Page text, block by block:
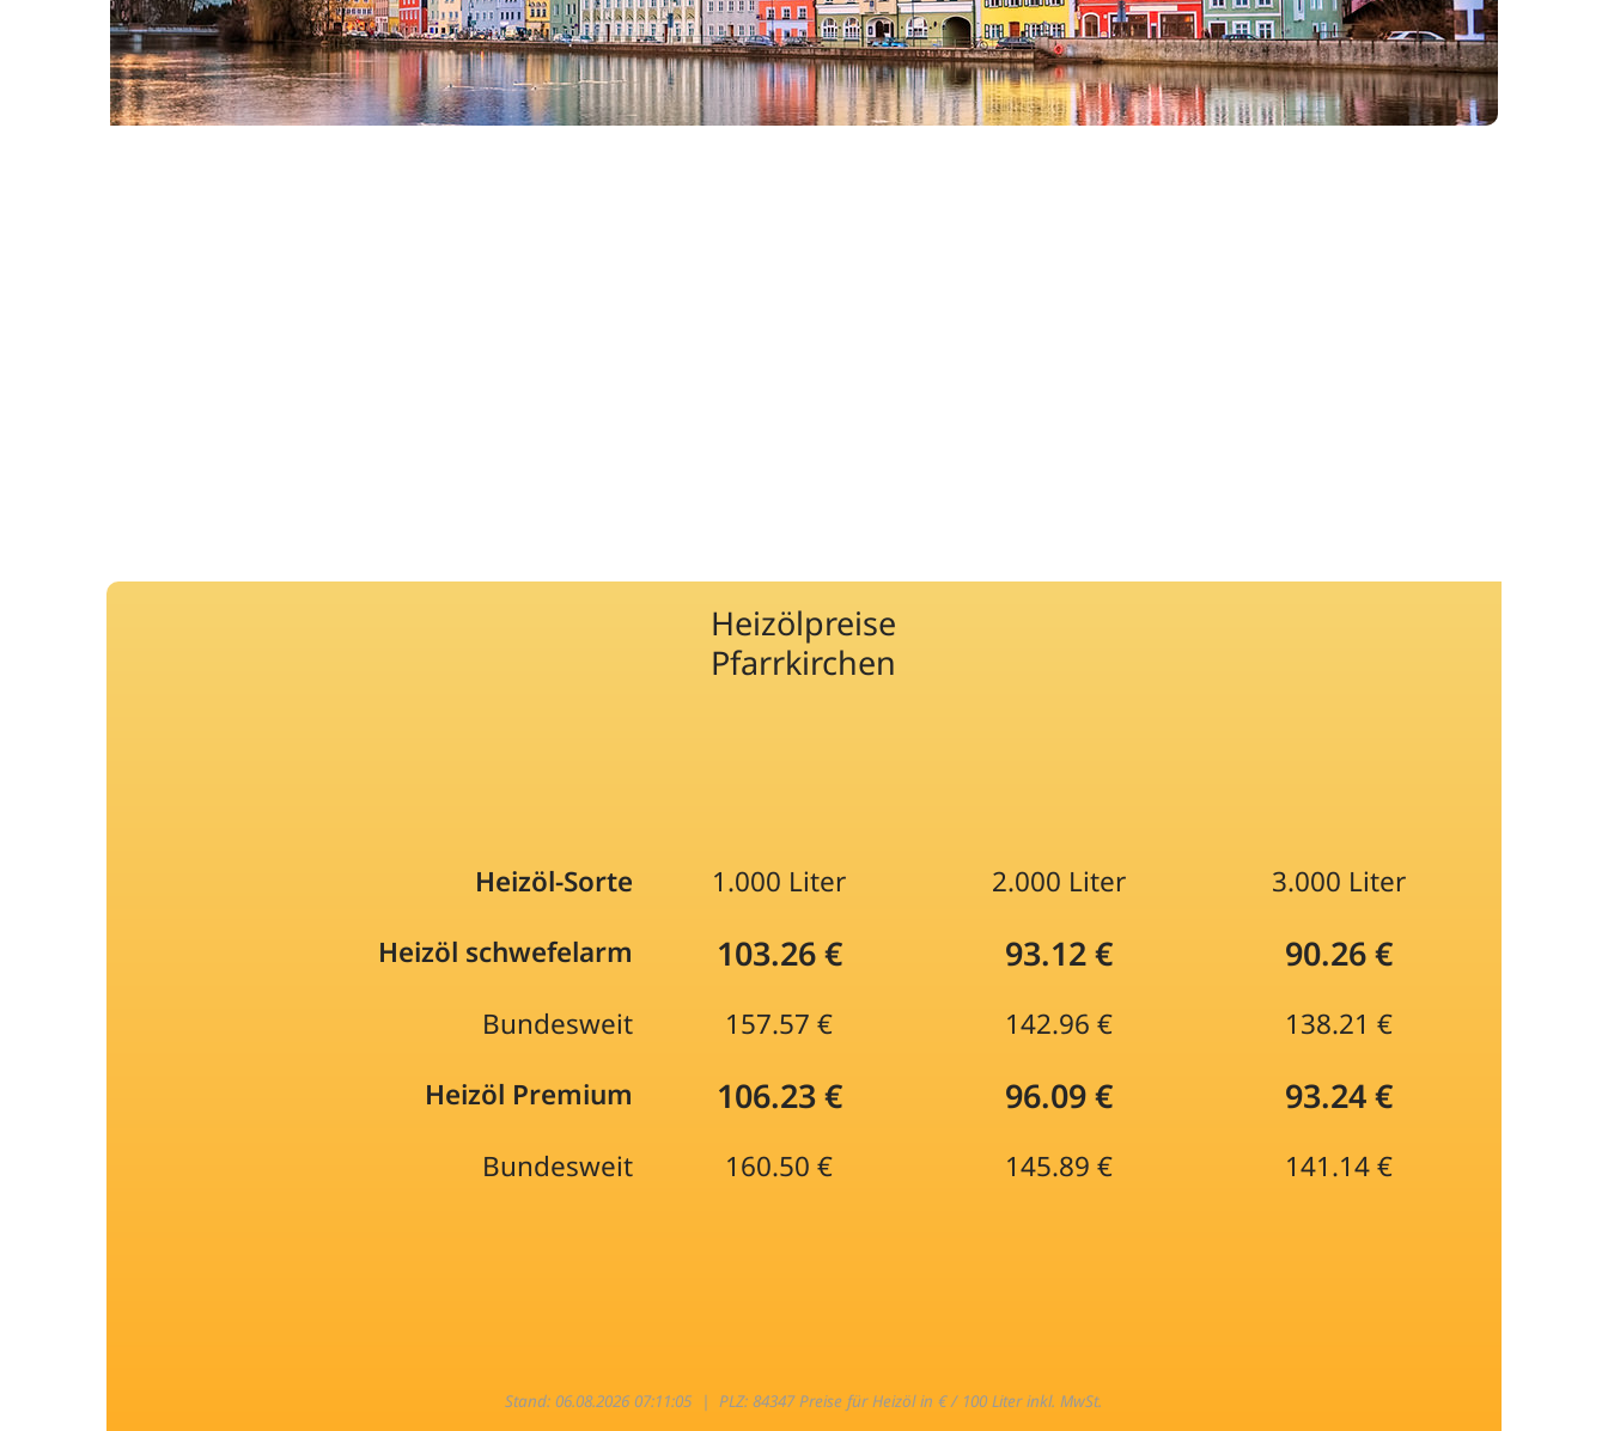
Heizölpreise
Pfarrkirchen
Heizöl-Sorte 1.000 Liter 2.000 Liter
3.000 Liter
Heizöl schwefelarm
103.26 € 93.12 € 90.26 €
Bundesweit 157.57 € 142.96 €
138.21 €
Heizöl Premium
106.23 € 96.09 € 93.24 €
Bundesweit 160.50 € 145.89 € 141.14 €
Stand: 06.08.2026 07:11:05 |PLZ: 84347 Preise für Heizöl in € / 100 Liter inkl. MwSt.